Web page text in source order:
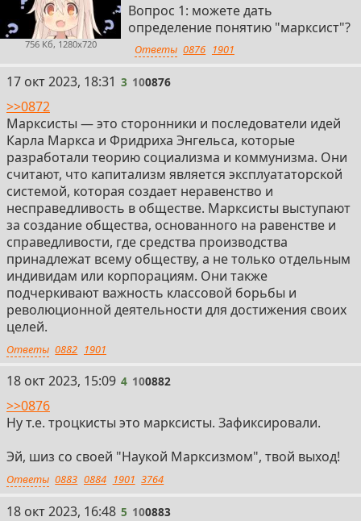
756 Кб, 1280x720
Вопрос 1: можете дать
определение понятию "марксист"?
Ответы 0876 1901
3
17 окт 2023, 18:31 3 100876
>>0872
Марксисты — это сторонники и последователи идей
Карла Маркса и Фридриха Энгельса, которые
разработали теорию социализма и коммунизма. Они
считают, что капитализм является эксплуататорской
системой, которая создает неравенство и
несправедливость в обществе. Марксисты выступают
за создание общества, основанного на равенстве и
справедливости, где средства производства
принадлежат всему обществу, а не только отдельным
индивидам или корпорациям. Они также
подчеркивают важность классовой борьбы и
революционной деятельности для достижения своих
целей.
Ответы 0882 1901
4
18 окт 2023, 15:09 4 100882
>>0876
Ну т.е. троцкисты это марксисты. Зафиксировали.
Эй, шиз со своей "Наукой Марксизмом", твой выход!
Ответы 0883 0884 1901 3764
5
18 окт 2023, 16:48 5 100883